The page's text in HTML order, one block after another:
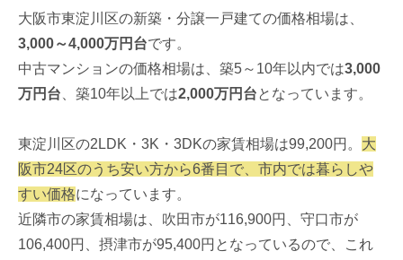
大阪市東淀川区の新築・分譲一戸建ての価格相場は、
3,000～4,000万円台です。
中古マンションの価格相場は、築5～10年以内では3,000
万円台 、築10年以上では2,000万円台となっています。
東淀川区の2LDK・3K・3DKの家賃相場は99,200円。 大
阪市24区のうち安い方から6番目で、市内では暮らしや
すい価格になっています。
近隣市の家賃相場は、吹田市が116,900円、守口市が
106,400円、摂津市が95,400円となっているので、これ